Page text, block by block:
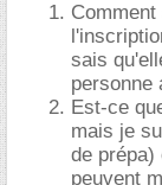
sais
personne
Est-ce
mais je
de prépa)
peuvent